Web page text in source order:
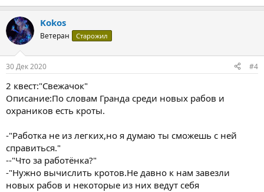
Kokos
Ветеран Старожил
30 Дек 2020 #4
2 квест:"Свежачок"
Описание:По словам Гранда среди новых рабов и
охраников есть кроты.
-"Работка не из легких,но я думаю ты сможешь с ней
справиться."
--"Что за работёнка?"
-"Нужно вычислить кротов.Не давно к нам завезли
новых рабов и некоторые из них ведут себя